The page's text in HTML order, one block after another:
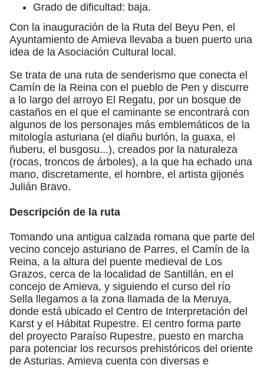
Grado de dificultad: baja.
Con la inauguración de la Ruta del Beyu Pen, el
Ayuntamiento de Amieva llevaba a buen puerto una
idea de la Asociación Cultural local.
Se trata de una ruta de senderismo que conecta el
Camín de la Reina con el pueblo de Pen y discurre
a lo largo del arroyo El Regatu, por un bosque de
castaños en el que el caminante se encontrará con
algunos de los personajes más emblemáticos de la
mitología asturiana (el diañu burlón, la guaxa, el
ñuberu, el busgosu...), creados por la naturaleza
(rocas, troncos de árboles), a la que ha echado una
mano, discretamente, el hombre, el artista gijonés
Julián Bravo.
Descripción de la ruta
Tomando una antigua calzada romana que parte del
vecino concejo asturiano de Parres, el Camín de la
Reina, a la altura del puente medieval de Los
Grazos, cerca de la localidad de Santillán, en el
concejo de Amieva, y siguiendo el curso del río
Sella llegamos a la zona llamada de la Meruya,
donde está ubicado el Centro de Interpretación del
Karst y el Hábitat Rupestre. El centro forma parte
del proyecto Paraíso Rupestre, puesto en marcha
para potenciar los recursos prehistóricos del oriente
de Asturias. Amieva cuenta con diversas e